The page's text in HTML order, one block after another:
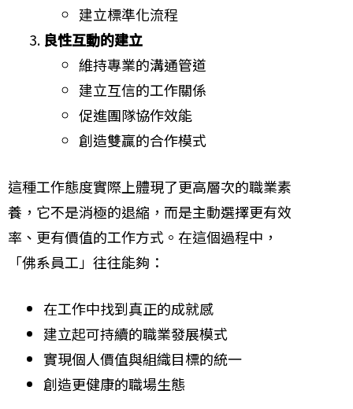
建立標準化流程
良性互動的建立
維持專業的溝通管道
建立互信的工作關係
促進團隊協作效能
創造雙贏的合作模式
這種工作態度實際上體現了更高層次的職業素
養，它不是消極的退縮，而是主動選擇更有效
率、更有價值的工作方式。在這個過程中，
「佛系員工」往往能夠：
在工作中找到真正的成就感
建立起可持續的職業發展模式
實現個人價值與組織目標的統一
創造更健康的職場生態